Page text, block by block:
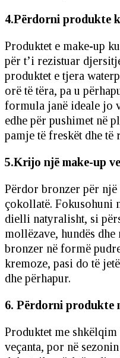
4.Përdorni produkte
Produktet e make-up
për t’i rezistuar
produktet e tjera
orë të tëra, pa u
formula janë ideale jo
edhe për pushimet në
pamje të freskët dhe
5.Krijo një make-up
Përdor bronzer për një
çokollatë. Fokusohuni
dielli natyralisht, si
mollëzave, hundës
bronzer në formë
kremoze, pasi do të
dhe përhapur.
6. Përdorni produkte
Produktet me shkëlqim
veçanta, por në